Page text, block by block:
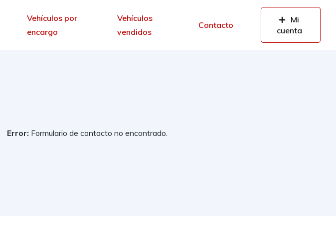
Vehículos por
encargo
Vehículos
vendidos
Contacto
Mi
cuenta
Error: Formulario de contacto no encontrado.